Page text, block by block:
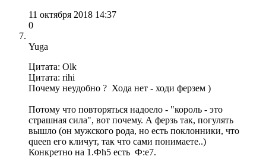
11 октября 2018 14:37
0
Yuga
Цитата: Olk
Цитата: rihi
Почему неудобно ? Хода нет - ходи ферзем )
Потому что повторяться надоело - "король - это
страшная сила", вот почему. А ферзь так, погулять
вышло (он мужского рода, но есть поклонники, что
queen его кличут, так что сами понимаете..)
Конкретно на 1.Фh5 есть Ф:e7.